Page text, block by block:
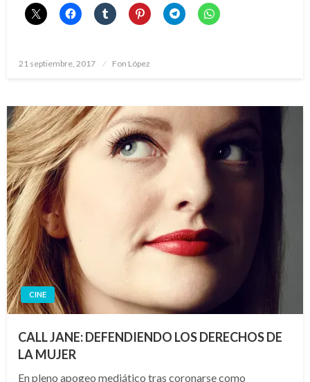
Publicado
21 septiembre, 2017 Fon López
CINE
CALL JANE: DEFENDIENDO LOS DERECHOS DE
LA MUJER
En pleno apogeo mediático tras coronarse como